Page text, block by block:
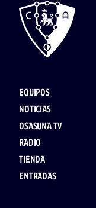
EQUIPOS
NOTICIAS
OSASUNA TV
RADIO
TIENDA
ENTRADAS